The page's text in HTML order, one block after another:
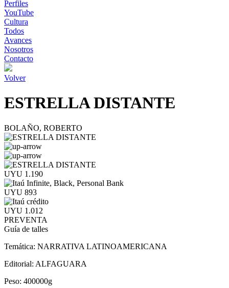
Perfiles
YouTube
Cultura
Todos
Avances
Nosotros
Contacto
Volver
ESTRELLA DISTANTE
BOLAÑO, ROBERTO
UYU 1.190
UYU 893
UYU 1.012
PREVENTA
Guía de talles
Temática: NARRATIVA LATINOAMERICANA
Editorial: ALFAGUARA
Peso: 400000g